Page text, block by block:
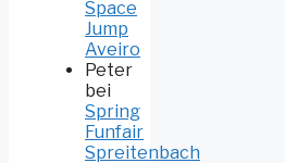
Space
Jump
Aveiro
Peter
bei
Spring
Funfair
Spreitenbach